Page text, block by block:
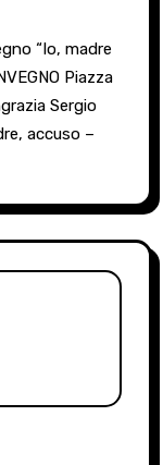
Piazza
Sergio
accuso –